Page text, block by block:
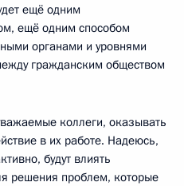
ещё одним
ещё одним способом
органами и уровнями
гражданским обществом
коллеги, оказывать
в их работе. Надеюсь,
будут влиять
решения проблем, которые